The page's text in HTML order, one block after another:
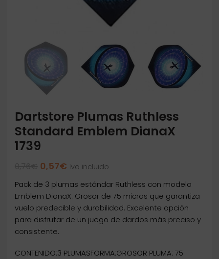
Dartstore Plumas Ruthless
Standard Emblem DianaX
1739
El
original
era:
0,76€.
0,57€ El
actual
es:
0,57€.
Iva incluido
Pack de 3 plumas estándar Ruthless con modelo
Emblem DianaX. Grosor de 75 micras que garantiza
vuelo predecible y durabilidad. Excelente opción
para disfrutar de un juego de dardos más preciso y
consistente.
CONTENIDO:3 PLUMASFORMA:GROSOR PLUMA: 75